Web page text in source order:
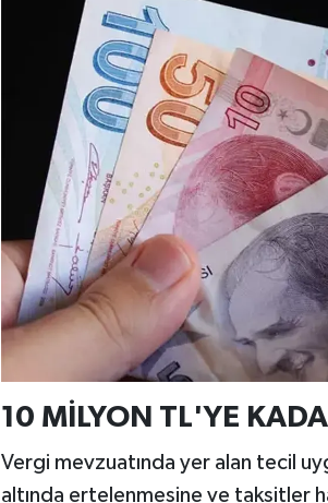
10 MİLYON TL'YE
Vergi mevzuatında yer alan tecil
altında ertelenmesine ve taksitler